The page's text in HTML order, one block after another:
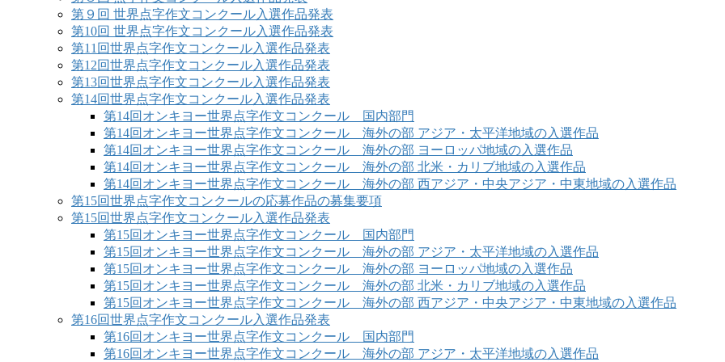
第９回 世界点字作文コンクール入選作品発表
第10回 世界点字作文コンクール入選作品発表
第11回世界点字作文コンクール入選作品発表
第12回世界点字作文コンクール入選作品発表
第13回世界点字作文コンクール入選作品発表
第14回世界点字作文コンクール入選作品発表
第14回オンキヨー世界点字作文コンクール 国内部門
第14回オンキヨー世界点字作文コンクール 海外の部 アジア・太平洋地域の入選作品
第14回オンキヨー世界点字作文コンクール 海外の部 ヨーロッパ地域の入選作品
第14回オンキヨー世界点字作文コンクール 海外の部 北米・カリブ地域の入選作品
第14回オンキヨー世界点字作文コンクール 海外の部 西アジア・中央アジア・中東地域の入選作品
第15回世界点字作文コンクールの応募作品の募集要項
第15回世界点字作文コンクール入選作品発表
第15回オンキヨー世界点字作文コンクール 国内部門
第15回オンキヨー世界点字作文コンクール 海外の部 アジア・太平洋地域の入選作品
第15回オンキヨー世界点字作文コンクール 海外の部 ヨーロッパ地域の入選作品
第15回オンキヨー世界点字作文コンクール 海外の部 北米・カリブ地域の入選作品
第15回オンキヨー世界点字作文コンクール 海外の部 西アジア・中央アジア・中東地域の入選作品
第16回世界点字作文コンクール入選作品発表
第16回オンキヨー世界点字作文コンクール 国内部門
第16回オンキヨー世界点字作文コンクール 海外の部 アジア・太平洋地域の入選作品